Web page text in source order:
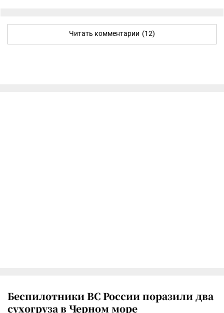
Читать комментарии (12)
Беспилотники ВС России поразили два
сухогруза в Черном море